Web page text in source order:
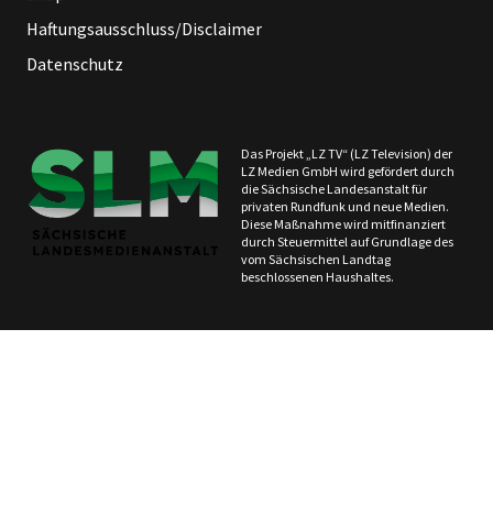
Haftungsausschluss/Disclaimer
Datenschutz
Das Projekt „LZ TV“ (LZ Television) der
LZ Medien GmbH wird gefördert durch
die Sächsische Landesanstalt für
privaten Rundfunk und neue Medien.
Diese Maßnahme wird mitfinanziert
durch Steuermittel auf Grundlage des
vom Sächsischen Landtag
beschlossenen Haushaltes.